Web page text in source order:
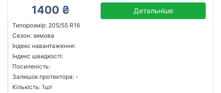
1400 ₴ Детальніше
Типорозмір: 205/55 R16
Сезон: зимова
Індекс навантаження:
Індекс швидкості:
Посиленість:
Залишок протектора: -
Кількість: 1шт